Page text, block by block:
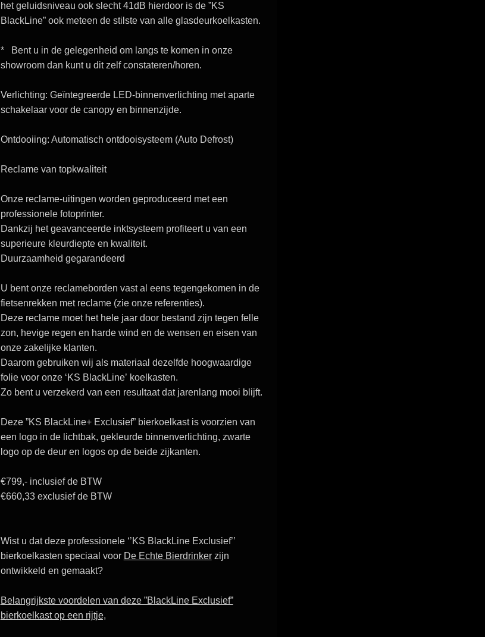
het geluidsniveau ook slecht41dB hierdoor is de ”KS
BlackLine”ook meteen de stilstevan alle glasdeurkoelkasten.
* Bent u in de gelegenheid om langs te komen in onze
showroomdan kunt u dit zelfconstateren/horen.
Verlichting: Geïntegreerde LED-binnenverlichting met aparte
schakelaar voor de canopy en binnenzijde.
Ontdooiing: Automatisch ontdooisysteem (Auto Defrost)
Reclame van topkwaliteit
Onze reclame-uitingen worden geproduceerd met een
professionele fotoprinter.
Dankzij het geavanceerde inktsysteem profiteert u van een
superieure kleurdiepte en kwaliteit.
Duurzaamheid gegarandeerd
U bent onze reclameborden vast al eens tegengekomen in de
fietsenrekken met reclame (zie onze referenties).
Deze reclame moet het hele jaar door bestand zijn tegen felle
zon, hevige regen en harde wind en de wensen en eisen van
onze zakelijke klanten.
Daarom gebruiken wij als materiaal dezelfde hoogwaardige
folievoor onze‘KS BlackLine’ koelkasten.
Zo bent u verzekerd van een resultaat dat jarenlang mooi blijft.
Deze ”KS BlackLine+ Exclusief” bierkoelkast is voorzien van
een logo in de lichtbak, gekleurde binnenverlichting, zwarte
logo op de deur en logos op de beide zijkanten.
€799,- inclusief de BTW
€660,33 exclusief de BTW
Wist u dat deze professionele ‘’KS BlackLine Exclusief’’
bierkoelkasten speciaal voor De Echte Bierdrinkerzijn
ontwikkeld en gemaakt?
Belangrijkste voordelen van deze ”BlackLine Exclusief”
bierkoelkast op een rijtje,